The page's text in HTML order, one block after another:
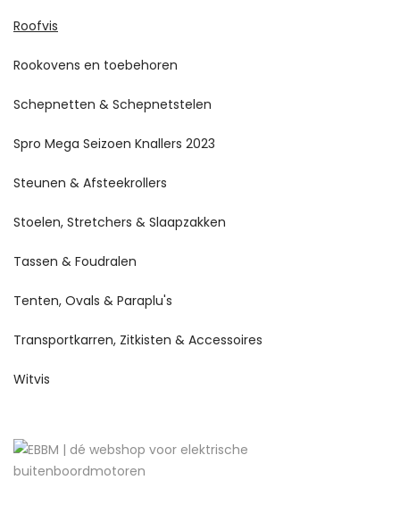
Roofvis
Rookovens en toebehoren
Schepnetten & Schepnetstelen
Spro Mega Seizoen Knallers 2023
Steunen & Afsteekrollers
Stoelen, Stretchers & Slaapzakken
Tassen & Foudralen
Tenten, Ovals & Paraplu's
Transportkarren, Zitkisten & Accessoires
Witvis